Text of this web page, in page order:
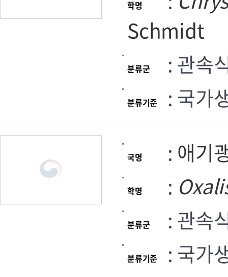
학명
Schmidt
분류군 : 관속
분류기준 : 국가
국명 : 애기
학명 :
분류군 : 관속
분류기준 : 국가